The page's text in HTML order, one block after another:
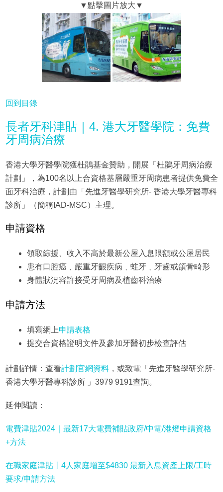
回到目錄
長者牙科津貼｜4. 港大牙醫學院：免費
牙周病治療
香港大學牙醫學院獲杜鵑基金贊助，開展「杜鵑牙周病治療
計劃」，為100名以上合資格基層嚴重牙周病患者提供免費全
面牙科治療，計劃由「先進牙醫學研究所- 香港大學牙醫專科
診所」（簡稱IAD-MSC）主理。
申請資格
領取綜援、收入不高於最新公屋入息限額或公屋居民
患有口腔癌﹑嚴重牙齦疾病﹑蛀牙﹑牙齒或頜骨畸形
身體狀況容許接受牙周病及植齒科治療
申請方法
填寫網上申請表格
提交合資格證明文件及參加牙醫初步檢查評估
計劃詳情：查看計劃官網資料，或致電「先進牙醫學研究所-
香港大學牙醫專科診所 」3979 9191查詢。
延伸閱讀：
電費津貼2024｜最新17大電費補貼政府/中電/港燈申請資格
+方法
在職家庭津貼丨4人家庭增至$4830 最新入息資產上限/工時
要求/申請方法